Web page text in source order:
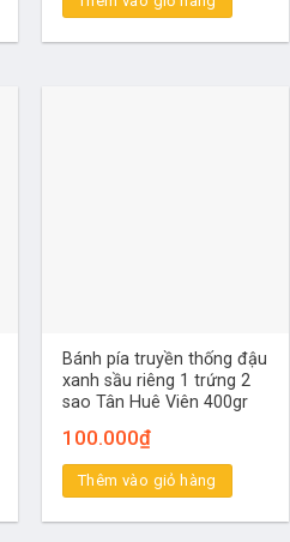
Bánh pía truyền thống đậu
xanh sầu riêng 1 trứng 2
sao Tân Huê Viên 400gr
100.000₫
Thêm vào giỏ hàng